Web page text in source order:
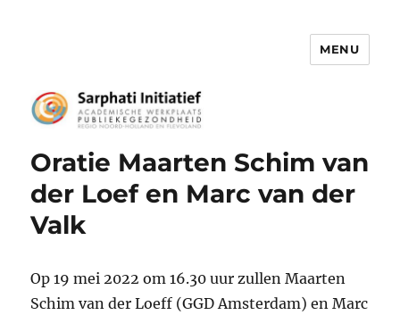
MENU
Oratie Maarten Schim van
der Loef en Marc van der
Valk
Op 19 mei 2022 om 16.30 uur zullen Maarten
Schim van der Loeff (GGD Amsterdam) en Marc